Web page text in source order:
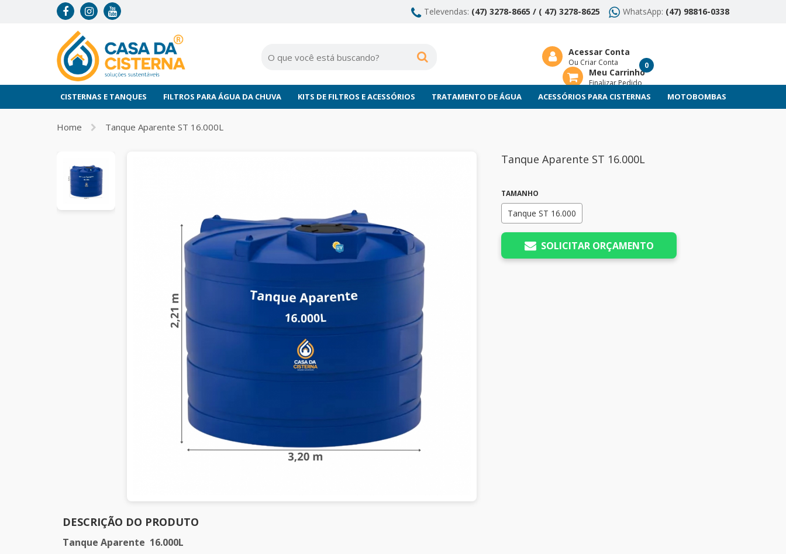
Televendas: (47) 3278-8665 / ( 47) 3278-8625 WhatsApp: (47) 98816-0338
Acessar Conta
Ou Criar Conta 0
Meu Carrinho
Finalizar Pedido
CISTERNAS E TANQUES FILTROS PARA ÁGUA DA CHUVA KITS DE FILTROS E ACESSÓRIOS TRATAMENTO DE ÁGUA ACESSÓRIOS PARA CISTERNAS MOTOBOMBAS
Home Tanque Aparente ST 16.000L
Tanque Aparente ST 16.000L
TAMANHO
Tanque ST 16.000
SOLICITAR ORÇAMENTO
DESCRIÇÃO DO PRODUTO
Tanque Aparente 16.000L